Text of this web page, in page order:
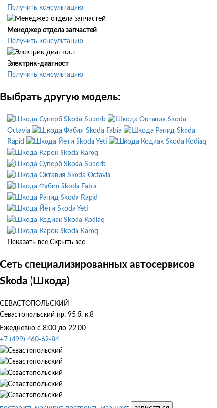
Получить консультацию
Менеджер отдела запчастей
Получить консультацию
Электрик-диагност
Получить консультацию
Выбрать другую модель:
Skoda Superb
Skoda
Octavia
Skoda Fabia
Skoda
Rapid
Skoda Yeti
Skoda Kodiaq
Skoda Karoq
Skoda Superb
Skoda Octavia
Skoda Fabia
Skoda Rapid
Skoda Yeti
Skoda Kodiaq
Skoda Karoq
Показать все Скрыть все
Сеть специализированных автосервисов
Skoda (Шкода)
СЕВАСТОПОЛЬСКИЙ
Севастопольский пр. 95 б, к.8
Ежедневно с 8:00 до 22:00
+7 (499) 460-69-84